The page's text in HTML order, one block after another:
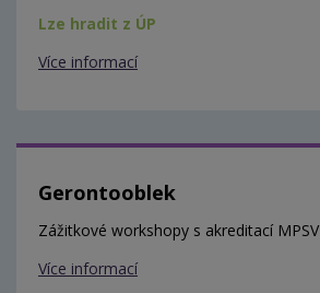
Lze hradit z ÚP
Více informací
Gerontooblek
Zážitkové workshopy s akreditací MPSV
Více informací